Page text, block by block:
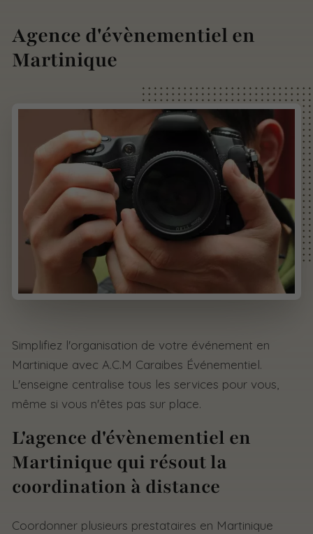
Agence d'évènementiel en
Martinique
Simplifiez l'organisation de votre événement en
Martinique avec A.C.M Caraibes Événementiel.
L'enseigne centralise tous les services pour vous,
même si vous n'êtes pas sur place.
L'agence d'évènementiel en
Martinique qui résout la
coordination à distance
Coordonner plusieurs prestataires en Martinique